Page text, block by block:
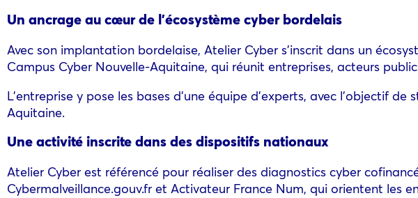
Un ancrage au cœur de l’écosystème cyber bordelais
Avec son implantation bordelaise, Atelier Cyber s’inscrit dans un
Campus Cyber Nouvelle-Aquitaine, qui réunit entreprises, acteurs
L’entreprise y pose les bases d’une équipe d’experts, avec l’objectif
Aquitaine.
Une activité inscrite dans des dispositifs nationaux
Atelier Cyber est référencé pour réaliser des diagnostics cyber
Cybermalveillance.gouv.fr et Activateur France Num, qui orientent les